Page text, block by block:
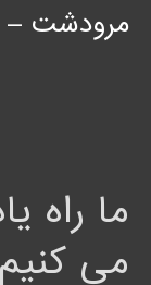
مرودشت – 22 بهمن شمالی
ما راه
می کنیم